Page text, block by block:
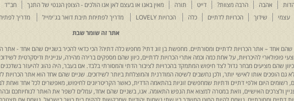
אהבה הרבה מצוות? דייט תורה מאין באנו או בעצם לאן אנו הולכים - הצופן הגנטי של התנך חב"ד
עצמי
שידוך הכרויות לדתיים כלה הכרויות LOVELY מדריך לפתיחת תיבת דואר בג'ימייל מדריך
אתר זה שומר שבת
אחד – אתר הכרויות לדתיים ומסורתיים. מחפשת בן זוג דתי? מחפש כלה דתיה? הכי כדאי להכיר בשניים שהם אחד - אתר
פופולארי להיכרויות, על אחת כמה וכמה אתרי הכרויות לדתיים, כיוון שהם מספקים ברירה מהירה, עניינית ודיסקרטית
שהם מציעים מבחר גדול לצד חיפוש המתמקד בהכרויות לציבור הדתי והמסורתי בלבד. אם בעבר, היה נהוג להיעזר
גם הופכים אותו לאישי יותר, ולכן נחשבים לשיטה המודרנית והמוצלחת ביותר לשידוכים. שניים שהם אחד הוא אתר
רשומים היום אלפי דתיים ודתיות שמחפשים זוגיות בהתאמה הדדית, כאשר הקריטריונים לחיפוש, מאפשרים לכל אחד
ולצרכים האישיים, וזאת במטרה למצוא את הנפש התאומה. אנו, בשניים שהם אחד, עמלים לשפר את האתר לנוחיותכם